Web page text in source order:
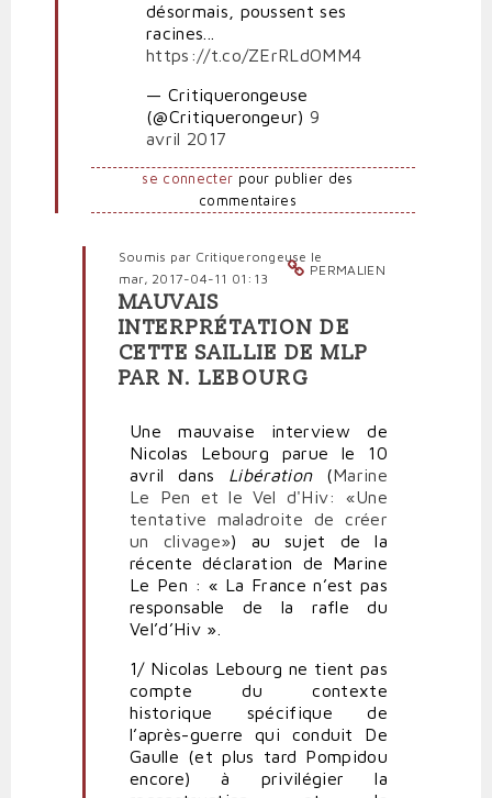
désormais, poussent ses
racines...
https://t.co/ZErRLdOMM4
— Critiquerongeuse
(@Critiquerongeur)9
avril 2017
se connecter pour publier des
commentaires
PERMALIEN
Soumis par Critiquerongeuse le
mar, 2017-04-11 01:13
En
réponse
à
Marine
Pen
racole
fange
des
FN
Critiquerongeuse
MAUVAIS
INTERPRÉTATION DE
CETTE SAILLIE DE MLP
PAR N. LEBOURG
Une mauvaise interview de
Nicolas Lebourg parue le 10
avril dans
Libération (Marine
Le Pen et le Vel d'Hiv: «Une
tentative maladroite de créer
un clivage») au sujet de la
récente déclaration de Marine
Le Pen : « La France n’est pas
responsable de la rafle du
Vel’d’Hiv ».
1/ Nicolas Lebourg ne tient pas
compte du contexte
historique spécifique de
l’après-guerre qui conduit De
Gaulle (et plus tard Pompidou
encore) à privilégier la